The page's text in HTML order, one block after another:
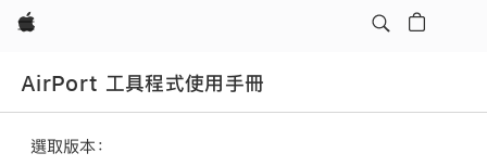
Apple
AirPort 工具程式使用手冊
選取版本：